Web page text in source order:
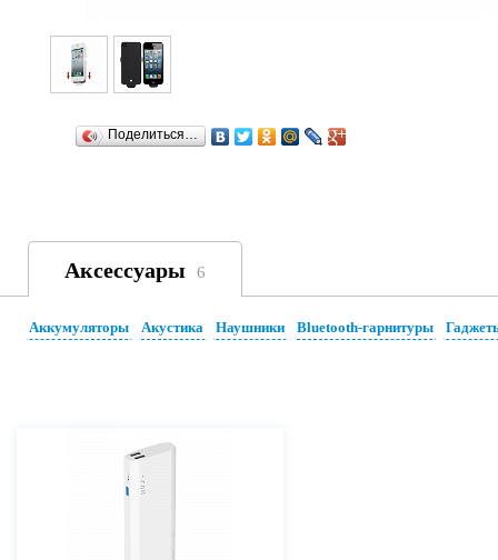
Поделиться…
Аксессуары 6
Аккумуляторы Акустика Наушники Bluetooth-гарнитуры